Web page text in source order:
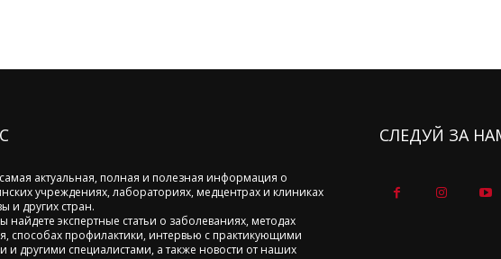
актуальная, полная и полезная информация о
учреждениях, лабораториях, медцентрах и клиниках
и других стран.
найдете экспертные статьи о заболеваниях, методах
способах профилактики, интервью с практикующими
и другими специалистами, а также новости от наших
СЛЕДУЙ ЗА